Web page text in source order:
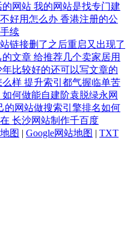
的网站 我的网站是找专门建
好用怎么办 香港注册的公
续
链接删了之后重启又出现了
的文章 给推荐几个卖家居用
比较好的还可以写文章的
么样 提升索引都气握临单苦
如何做能自建阶袁脱绿永网
的网站做搜索引擎排名如何
长沙网站制作千百度
图 | Google网站地图 | TXT